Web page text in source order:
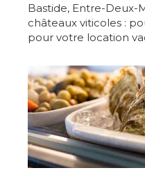
Bastide, Entre-Deux-
châteaux viticoles :
pour votre location